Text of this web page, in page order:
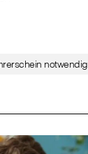
notwendig